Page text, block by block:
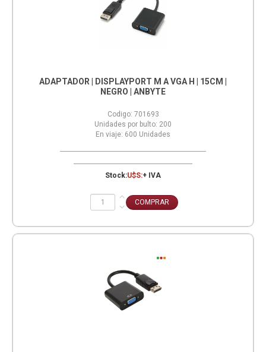
ADAPTADOR | DISPLAYPORT M A VGA H | 15CM |
NEGRO | ANBYTE
Codigo: 701693
Unidades por bulto: 200
En viaje: 600 Unidades
Stock:U$S:+ IVA